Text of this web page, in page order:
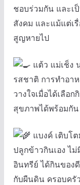
ชอบร่วมกัน และเ
สังคม และแม้แต่เ
สูญหายไป
แต้ว แม่เช็ง
รสชาติ การทำอา
วางใจเมื่อได้เลือ
สุขภาพได้พร้อมกัน
แบงค์ เติบโ
ปลูกข้าวกินเอง ไม่
อินทรีย์ ได้กินของ
กับผืนดิน ครอบครั